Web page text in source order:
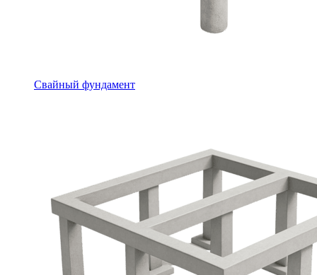
Свайный фундамент